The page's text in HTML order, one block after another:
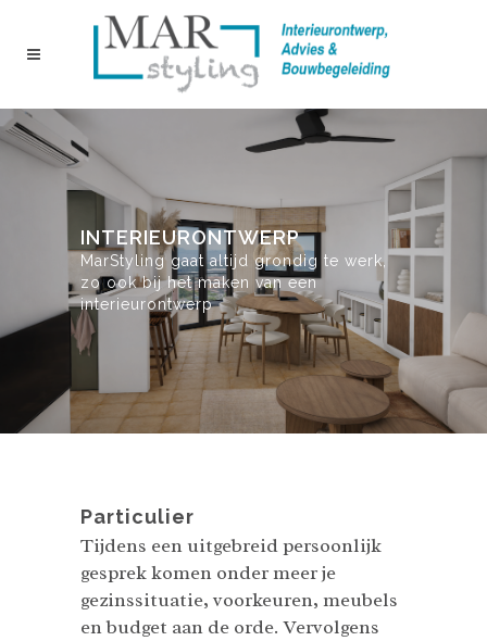
INTERIEURONTWERP
MarStyling gaat altijd grondig te werk,
zo ook bij het maken van een
interieurontwerp
Particulier
Tijdens een uitgebreid persoonlijk
gesprek komen onder meer je
gezinssituatie, voorkeuren, meubels
en budget aan de orde. Vervolgens